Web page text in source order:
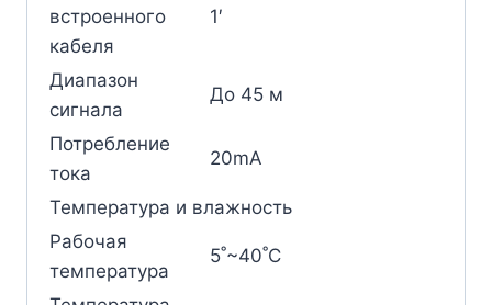
встроенного
кабеля
1′
Диапазон
сигнала
До 45 м
Потребление
тока
20mA
Температура и влажность
Рабочая
температура
5˚~40˚C